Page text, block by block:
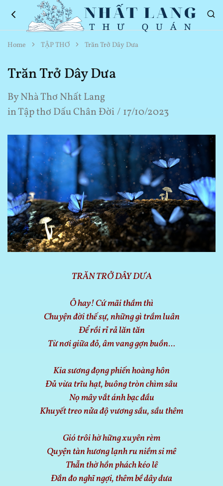
Nhất
Lang
Quán
Thơ
Hay
Cuộc
Sống
Home TẬP THƠ Trăn Trở Dây Dưa
Trăn Trở Dây Dưa
ByNhà Thơ Nhất Lang
inTập thơ Dấu Chân Đời 17/10/2023
TRĂN TRỞ DÂY DƯA
Ô hay! Cứ mãi thầm thì
Chuyện đời thế sự, những gì trầm luân
Để rồi rỉ rả lăn tăn
Từ nơi giữa đỏ, âm vang gợn buồn…
Kia sương đọng phiến hoàng hôn
Đủ vừa trĩu hạt, buông tròn chìm sâu
Nọ mây vắt ánh bạc đầu
Khuyết treo nửa độ vương sầu, sầu thêm
Gió trôi hờ hững xuyên rèm
Quyện tàn hương lạnh ru niềm si mê
Thẫn thờ hồn phách kéo lê
Đắn đo nghĩ ngợi, thêm bề dây dưa